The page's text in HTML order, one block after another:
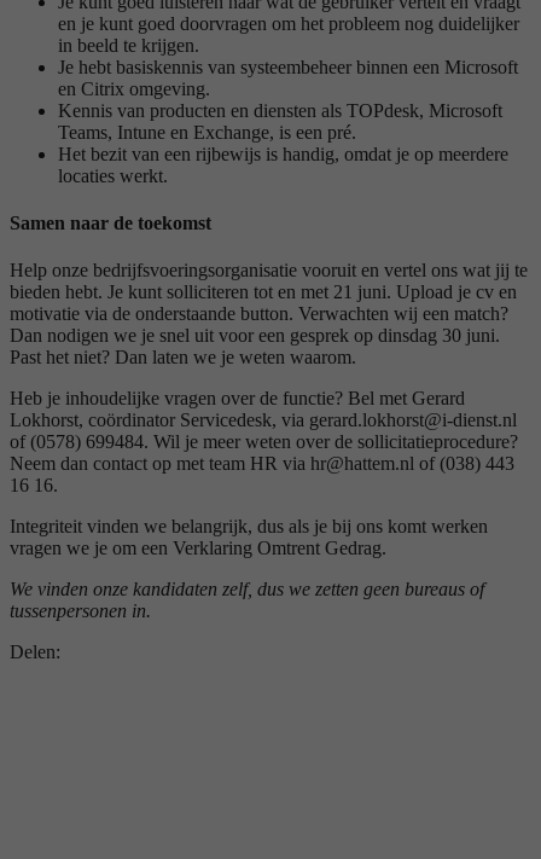
en je kunt goed doorvragen om het probleem nog duidelijker
in beeld te krijgen.
Je hebt basiskennis van systeembeheer binnen een Microsoft
en Citrix omgeving.
Kennis van producten en diensten als TOPdesk, Microsoft
Teams, Intune en Exchange, is een pré.
Het bezit van een rijbewijs is handig, omdat je op meerdere
locaties werkt.
Samen naar de toekomst
Help onze bedrijfsvoeringsorganisatie vooruit en vertel ons wat jij te
bieden hebt. Je kunt solliciteren tot en met 21 juni. Upload je cv en
motivatie via de onderstaande button. Verwachten wij een match?
Dan nodigen we je snel uit voor een gesprek op dinsdag 30 juni.
Past het niet? Dan laten we je weten waarom.
Heb je inhoudelijke vragen over de functie? Bel met Gerard
Lokhorst, coördinator Servicedesk, via gerard.lokhorst@i-dienst.nl
of (0578) 699484. Wil je meer weten over de sollicitatieprocedure?
Neem dan contact op met team HR via hr@hattem.nl of (038) 443
16 16.
Integriteit vinden we belangrijk, dus als je bij ons komt werken
vragen we je om een Verklaring Omtrent Gedrag.
We vinden onze kandidaten zelf, dus we zetten geen bureaus of
tussenpersonen in.
Delen: